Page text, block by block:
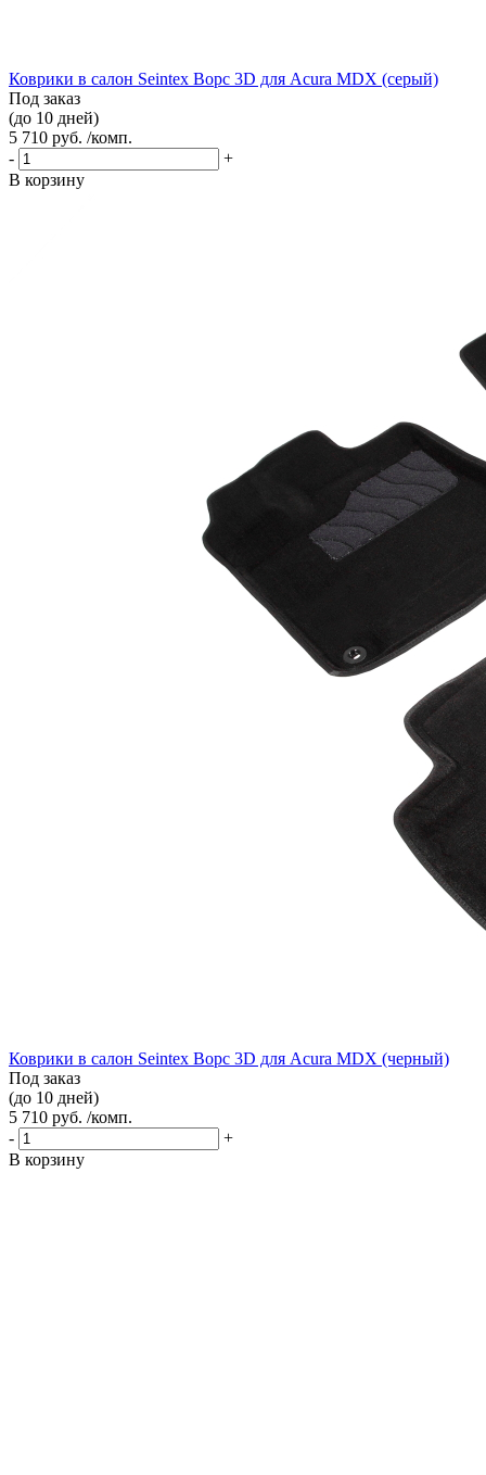
Коврики в салон Seintex Ворс 3D для Acura MDX (серый)
Под заказ
(до 10 дней)
5 710 руб. /комп.
-
+
В корзину
Коврики в салон Seintex Ворс 3D для Acura MDX (черный)
Под заказ
(до 10 дней)
5 710 руб. /комп.
-
+
В корзину